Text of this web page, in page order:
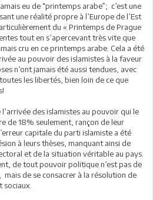
eu de “printemps arabe”; c’est une
une réalité propre à l’Europe de l’Est
du « Printemps de Prague
tout en s’apercevant très vite que
cru en ce printemps arabe. Cela a été
au pouvoir des islamistes à la faveur
n’ont jamais été aussi tendues, avec
les libertés, bien loin de ce que
des islamistes au pouvoir qui le
de 18% seulement, rançon de leur
capitale du parti islamiste a été
à leurs thèses, manquant ainsi de
et de la situation véritable au pays.
de tout pouvoir politique n’est pas de
de se consacrer à la résolution de
sociaux.